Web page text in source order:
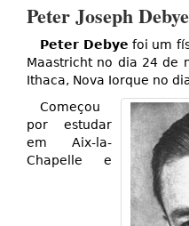
Peter Joseph
Peter Debye foi um
Maastricht no dia 24 de
Ithaca, Nova Iorque no
Começou
por estudar
em Aix-la-
Chapelle e